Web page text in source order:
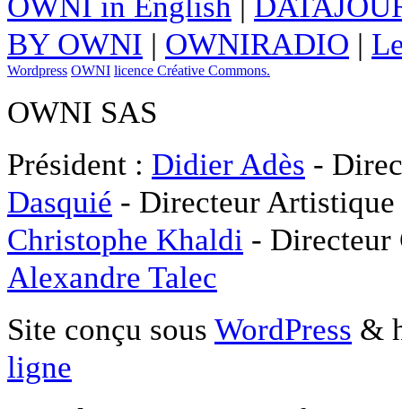
BY OWNI | OWNIRADIO |
Wordpress OWNI licence Créative Commons.
OWNI SAS
Président : Didier Adès -
Dasquié - Directeur
Christophe Khaldi -
Alexandre Talec
Site conçu sous WordPress &
ligne